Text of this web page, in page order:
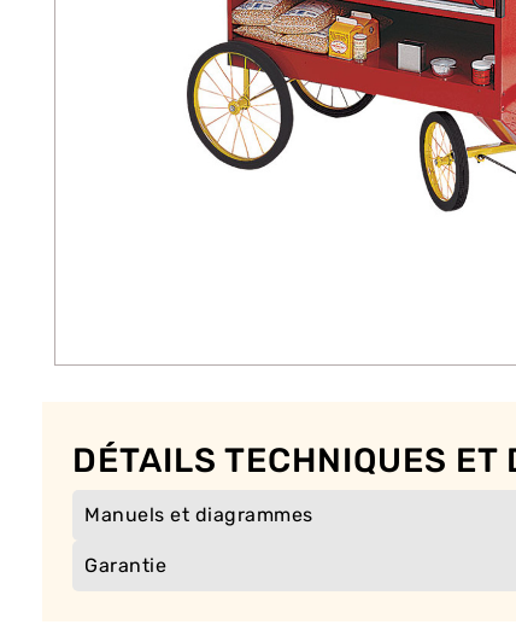
DÉTAILS TECHNIQUES ET
Manuels et diagrammes
Garantie